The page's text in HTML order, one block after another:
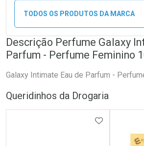
TODOS OS PRODUTOS DA MARCA
Descrição Perfume Galaxy
Parfum - Perfume Feminino
Galaxy Intimate Eau de Parfum -
Queridinhos da Drogaria
ADICIONAR